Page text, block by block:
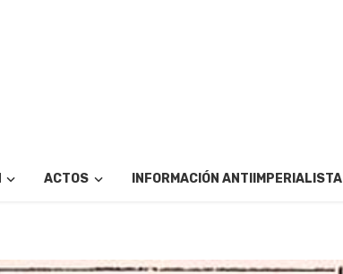
ACTOS INFORMACIÓN ANTIIMPERIALISTA